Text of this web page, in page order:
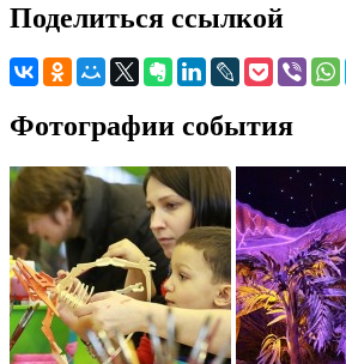
Поделиться ссылкой
Фотографии события